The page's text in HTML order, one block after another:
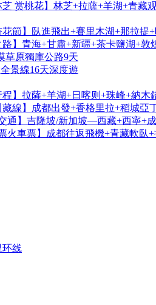
赏桃花】林芝+拉薩+羊湖+青藏
節】臥進飛出+賽里木湖+那拉提
】青海+甘肅+新疆+茶卡鹽湖+敦
草原獨庫公路9天
景線16天深度遊
】拉薩+羊湖+日喀则+珠峰+納木
藏線】成都出發+香格里拉+稻城亞
通】吉隆坡/新加坡—西藏+西寧+
火車票】成都往返飛機+青藏軟臥
环线